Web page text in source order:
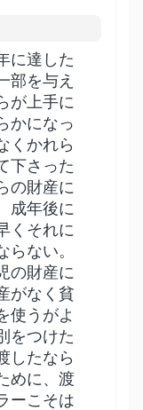
に達した
部を与え
が上手に
かになっ
くかれら
下さった
の財産に
成年後に
くそれに
ない。
の財産に
がなく貧
使うがよ
をつけた
したなら
めに、渡
ーこそは